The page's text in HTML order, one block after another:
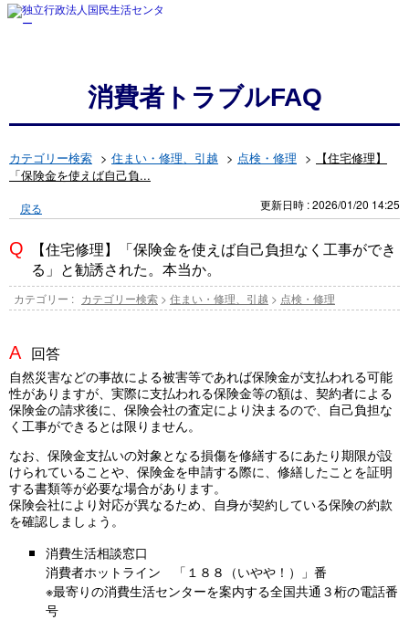
消費者トラブルFAQ
カテゴリー検索 > 住まい・修理、引越 > 点検・修理 >
【住宅修理】
「保険金を使えば自己負...
戻る 更新日時 : 2026/01/20 14:25
【住宅修理】「保険金を使えば自己負担なく工事ができ
る」と勧誘された。本当か。
カテゴリー : カテゴリー検索 > 住まい・修理、引越 > 点検・修理
回答
自然災害などの事故による被害等であれば保険金が支払われる可能
性がありますが、実際に支払われる保険金等の額は、契約者による
保険金の請求後に、保険会社の査定により決まるので、自己負担な
く工事ができるとは限りません。
なお、保険金支払いの対象となる損傷を修繕するにあたり期限が設
けられていることや、保険金を申請する際に、修繕したことを証明
する書類等が必要な場合があります。
保険会社により対応が異なるため、自身が契約している保険の約款
を確認しましょう。
消費生活相談窓口
消費者ホットライン 「１８８（いやや！）」番
※最寄りの消費生活センターを案内する全国共通３桁の電話番
号